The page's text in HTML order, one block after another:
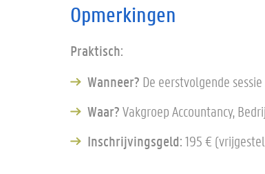
Opmerkingen
Praktisch:
Wanneer? De eerstvolgende
Waar? Vakgroep Accountancy,
Inschrijvingsgeld: 195 €